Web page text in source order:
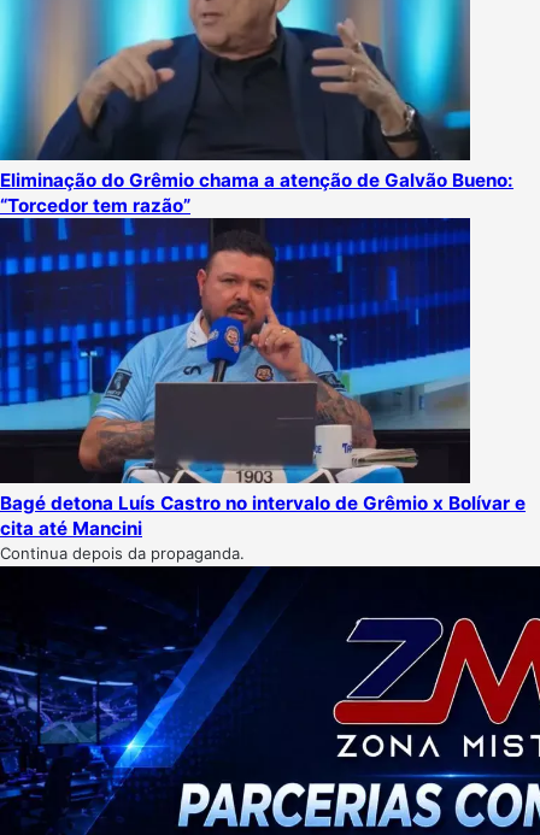
Eliminação do Grêmio chama a atenção de Galvão Bueno:
“Torcedor tem razão”
Bagé detona Luís Castro no intervalo de Grêmio x Bolívar e
cita até Mancini
Continua depois da propaganda.